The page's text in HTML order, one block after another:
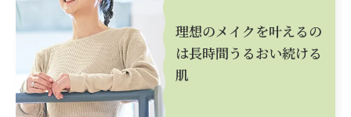
理想のメイクを叶えるの
は長時間うるおい続ける
肌